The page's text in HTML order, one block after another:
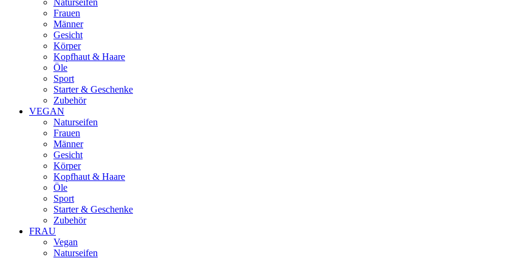
Frauen
Männer
Gesicht
Körper
Kopfhaut & Haare
Öle
Sport
Starter & Geschenke
Zubehör
VEGAN
Naturseifen
Frauen
Männer
Gesicht
Körper
Kopfhaut & Haare
Öle
Sport
Starter & Geschenke
Zubehör
FRAU
Vegan
Naturseifen